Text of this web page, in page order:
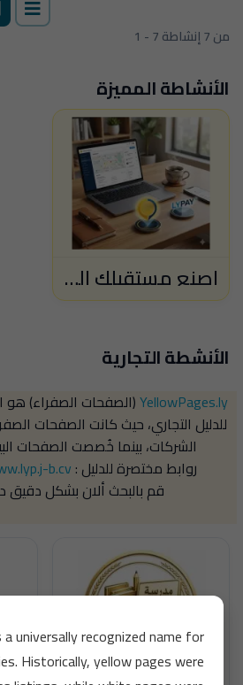
1 - 7 من 7 إنشاطة
الأنشاطة المميزة
اصنع مستقبلك الرقمي.. وساهم في بناء أكبر دليل تجاري ليبي! 🇱🇾
الأنشطة التجارية
YellowPages.ly(الصفحات الصفراء)
للدليل التجاري، حيث كانت الصفحات
الشركات، بينما خُصصت الصفحات
روابط مختصرة للدليل :b.cv
قم بالبحث ألان بشكل دقيق